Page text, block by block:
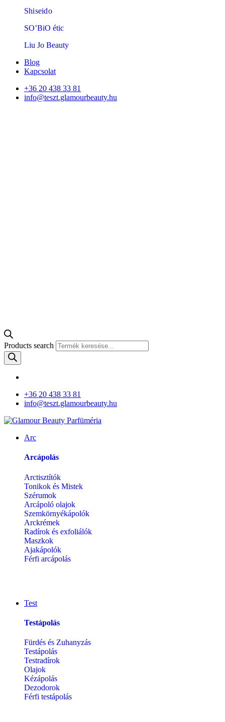
Shiseido
SO’BiO étic
Liu Jo Beauty
Blog
Kapcsolat
+36 20 438 33 81
info@teszt.glamourbeauty.hu
Products search
+36 20 438 33 81
info@teszt.glamourbeauty.hu
Arc
Arcápolás
Arctisztítók
Tonikok és Mistek
Szérumok
Arcápoló olajok
Szemkörnyékápolók
Arckrémek
Radírok és exfoliálók
Maszkok
Ajakápolók
Férfi arcápolás
Test
Testápolás
Fürdés és Zuhanyzás
Testápolás
Testradírok
Olajok
Kézápolás
Dezodorok
Férfi testápolás